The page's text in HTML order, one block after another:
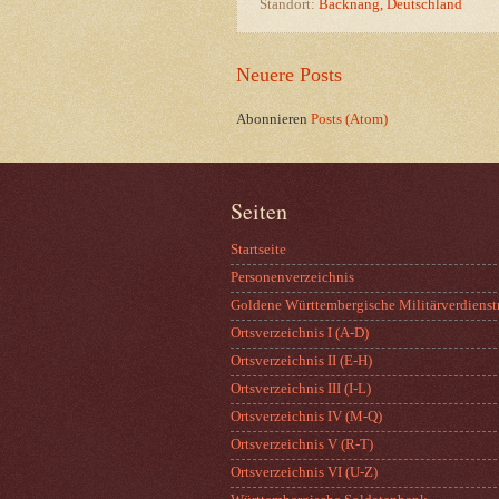
Standort: Backnang, Deutschland
Neuere Posts
Abonnieren Posts (Atom)
Seiten
Startseite
Personenverzeichnis
Goldene Württembergische
Ortsverzeichnis I (A-D)
Ortsverzeichnis II (E-H)
Ortsverzeichnis III (I-L)
Ortsverzeichnis IV (M-Q)
Ortsverzeichnis V (R-T)
Ortsverzeichnis VI (U-Z)